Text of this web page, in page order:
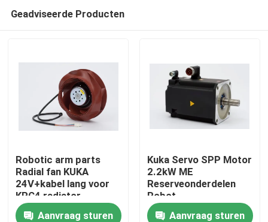
Thuis
Geadviseerde Producten
Robotic arm parts
Radial fan KUKA
24V+kabel lang voor
KRC4 radiator
Aanvraag sturen
Kuka Servo SPP Motor
2.2kW ME
Reserveonderdelen
Robot
MG_120_110_25_S0
Aanvraag sturen